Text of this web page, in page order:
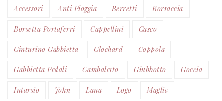
Accessori Anti Pioggia Berretti Borraccia
Borsetta Portaferri Cappellini Casco
Cinturino Gabbietta Clochard Coppola
Gabbietta Pedali Gambaletto Giubbotto Goccia
Intarsio John Lana Logo Maglia